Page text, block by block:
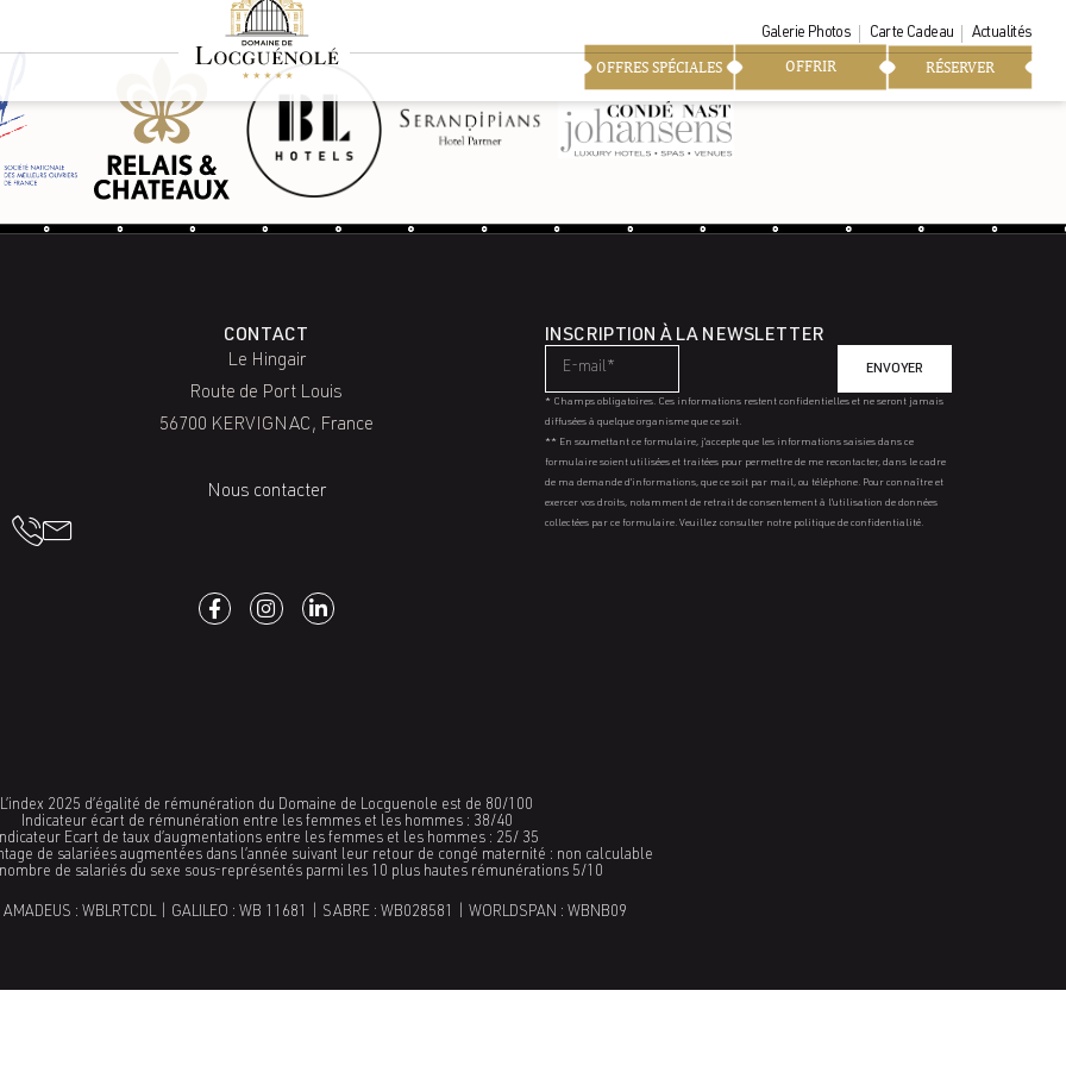
Galerie Photos Carte Cadeau Actualités
RÉSERVER
OFFRIR
OFFRES SPÉCIALES
CONTACT
Le Hingair
Route de Port Louis
56700 KERVIGNAC, France
Nous contacter
INSCRIPTION À LA NEWSLETTER
ENVOYER
* Champs obligatoires. Ces informations restent confidentielles et ne seront jamais
diffusées à quelque organisme que ce soit.
** En soumettant ce formulaire, j’accepte que les informations saisies dans ce
formulaire soient utilisées et traitées pour permettre de me recontacter, dans le cadre
de ma demande d’informations, que ce soit par mail, ou téléphone. Pour connaître et
exercer vos droits, notamment de retrait de consentement à l’utilisation de données
collectées par ce formulaire. Veuillez consulter notre politique de confidentialité.
L’index 2025 d’égalité de rémunération du Domaine de Locguenole est de 80/100
Indicateur écart de rémunération entre les femmes et les hommes : 38/40
Ecart de taux d’augmentations entre les femmes et les hommes : 25/ 35
de salariées augmentées dans l’année suivant leur retour de congé maternité : non calculable
de salariés du sexe sous-représentés parmi les 10 plus hautes rémunérations 5/10
AMADEUS : WBLRTCDL | GALILEO : WB 11681 | SABRE : WB028581 | WORLDSPAN : WBNB09